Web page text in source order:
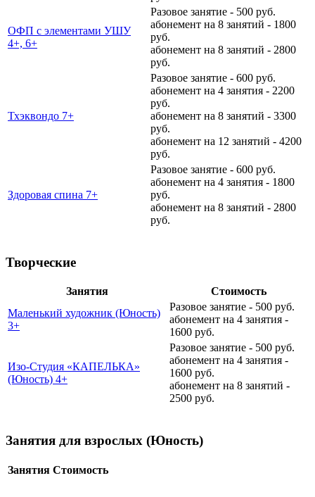
ОФП с элементами УШУ
4+, 6+
Разовое занятие - 500 руб.
абонемент на 8 занятий - 1800
руб.
абонемент на 8 занятий - 2800
руб.
Тхэквондо 7+
Разовое занятие - 600 руб.
абонемент на 4 занятия - 2200
руб.
абонемент на 8 занятий - 3300
руб.
абонемент на 12 занятий - 4200
руб.
Здоровая спина 7+
Разовое занятие - 600 руб.
абонемент на 4 занятия - 1800
руб.
абонемент на 8 занятий - 2800
руб.
Творческие
Занятия
Стоимость
Маленький художник (Юность)
3+
Разовое занятие - 500 руб.
абонемент на 4 занятия -
1600 руб.
Изо-Студия «КАПЕЛЬКА»
(Юность) 4+
Разовое занятие - 500 руб.
абонемент на 4 занятия -
1600 руб.
абонемент на 8 занятий -
2500 руб.
Занятия для взрослых (Юность)
Занятия Стоимость